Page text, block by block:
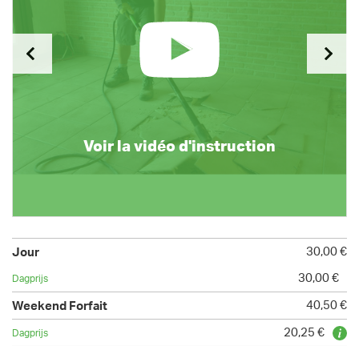
Voir la vidéo d'instruction
30,00 €
30,00 €
40,50 €
20,25 €